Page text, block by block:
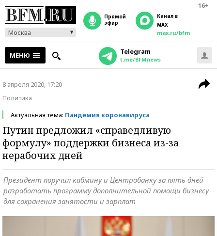
16+
Москва
прямой
эфир
Канал в
MAX
max.ru/bfm
МЕНЮ Telegram
t.me/BFMnews
8 апреля 2020, 17:20
Политика
Актуальная тема: Пандемия коронавируса
Путин предложил «справедливую
формулу» поддержки бизнеса из-за
нерабочих дней
Президент поручил кабмину и Центробанку за пять дней
разработать программу дополнительной помощи бизнесу
для сохранения занятости и зарплат